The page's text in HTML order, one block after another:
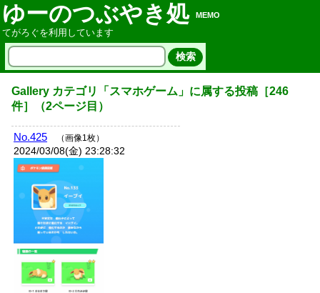
ゆーのつぶやき処MEMO
てがろぐを利用しています
Gallery カテゴリ「 スマホゲーム 」に属する投稿 ［246
件］
（2ページ目）
No.425 （画像1枚）
2024/03/08(金) 23:28:32